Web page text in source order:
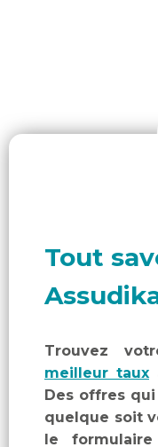
Tout
Trouvez
meilleur taux
Des offres
quelque soit
le